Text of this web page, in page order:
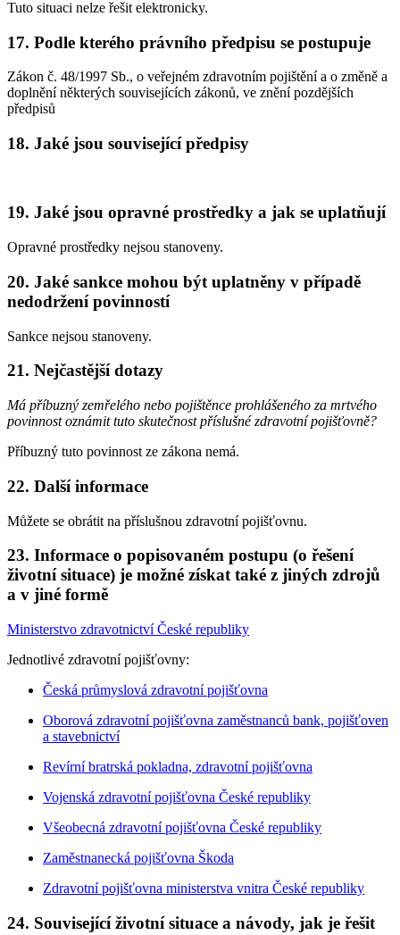
Tuto situaci nelze řešit elektronicky.
17. Podle kterého právního předpisu se postupuje
Zákon č. 48/1997 Sb., o veřejném zdravotním pojištění a o změně a
doplnění některých souvisejících zákonů, ve znění pozdějších
předpisů
18. Jaké jsou související předpisy
19. Jaké jsou opravné prostředky a jak se uplatňují
Opravné prostředky nejsou stanoveny.
20. Jaké sankce mohou být uplatněny v případě
nedodržení povinností
Sankce nejsou stanoveny.
21. Nejčastější dotazy
Má příbuzný zemřelého nebo pojištěnce prohlášeného za mrtvého
povinnost oznámit tuto skutečnost příslušné zdravotní pojišťovně?
Příbuzný tuto povinnost ze zákona nemá.
22. Další informace
Můžete se obrátit na příslušnou zdravotní pojišťovnu.
23. Informace o popisovaném postupu (o řešení
životní situace) je možné získat také z jiných zdrojů
a v jiné formě
Ministerstvo zdravotnictví České republiky
Jednotlivé zdravotní pojišťovny:
Česká průmyslová zdravotní pojišťovna
Oborová zdravotní pojišťovna zaměstnanců bank, pojišťoven
a stavebnictví
Revírní bratrská pokladna, zdravotní pojišťovna
Vojenská zdravotní pojišťovna České republiky
Všeobecná zdravotní pojišťovna České republiky
Zaměstnanecká pojišťovna Škoda
Zdravotní pojišťovna ministerstva vnitra České republiky
24. Související životní situace a návody, jak je řešit